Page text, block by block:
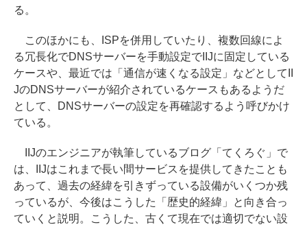
る。
このほかにも、ISPを併用していたり、複数回線によ
る冗長化でDNSサーバーを手動設定でIIJに固定している
ケースや、最近では「通信が速くなる設定」などとしてII
JのDNSサーバーが紹介されているケースもあるようだ
として、DNSサーバーの設定を再確認するよう呼びかけ
ている。
IIJのエンジニアが執筆しているブログ「てくろぐ」で
は、IIJはこれまで長い間サービスを提供してきたことも
あって、過去の経緯を引きずっている設備がいくつか残
っているが、今後はこうした「歴史的経緯」と向き合っ
ていくと説明。こうした、古くて現在では適切でない設